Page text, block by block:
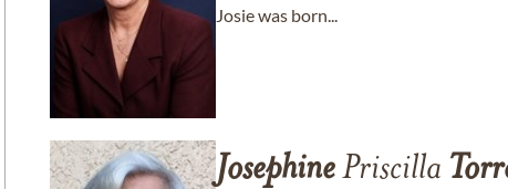
Josie was born...
JosephinePriscilla